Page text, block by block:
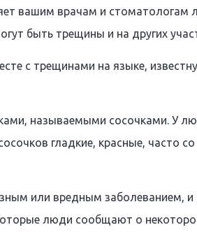
вашим врачам и стоматологам
быть трещины и на других
с трещинами на языке,
называемыми сосочками. У
гладкие, красные, часто
или вредным заболеванием, и
люди сообщают о